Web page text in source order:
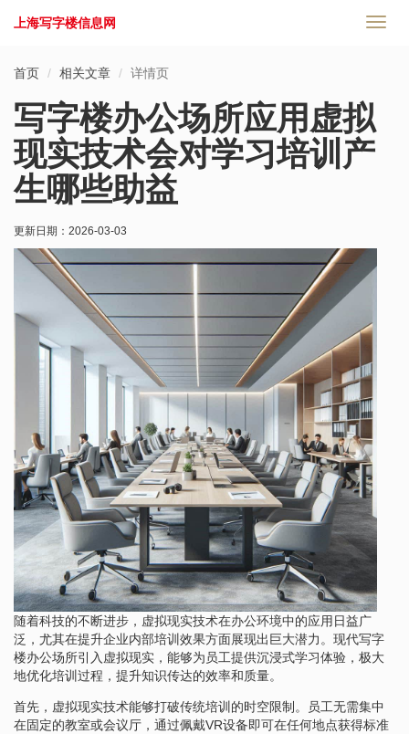
切
上海写字楼信息网
首页 相关文章 详情页
写字楼办公场所应用虚拟
现实技术会对学习培训产
生哪些助益
更新日期： 2026-03-03
随着科技的不断进步，虚拟现实技术在办公环境中的应用日益广
泛，尤其在提升企业内部培训效果方面展现出巨大潜力。现代写字
楼办公场所引入虚拟现实，能够为员工提供沉浸式学习体验，极大
地优化培训过程，提升知识传达的效率和质量。
首先，虚拟现实技术能够打破传统培训的时空限制。员工无需集中
在固定的教室或会议厅，通过佩戴VR设备即可在任何地点获得标准